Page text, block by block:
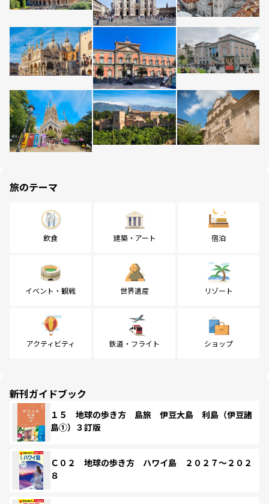
旅のテーマ
飲食 建築・アート 宿泊
イベント・観戦 世界遺産 リゾート
アクティビティ 鉄道・フライト ショップ
新刊ガイドブック
１５ 地球の歩き方 島旅 伊豆大島 利島（伊豆諸
島①）３訂版
Ｃ０２ 地球の歩き方 ハワイ島 ２０２７～２０２
８